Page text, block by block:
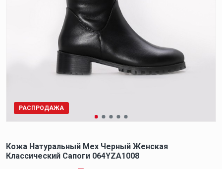
РАСПРОДАЖА
Кожа Натуральный Мех Черный Женская
Классический Сапоги 064YZA1008